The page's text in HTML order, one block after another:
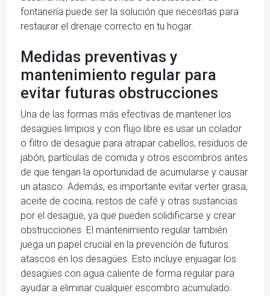
fontanería puede ser la solución que necesitas para
restaurar el drenaje correcto en tu hogar.
Medidas preventivas y
mantenimiento regular para
evitar futuras obstrucciones
Una de las formas más efectivas de mantener los
desagües limpios y con flujo libre es usar un colador
o filtro de desagüe para atrapar cabellos, residuos de
jabón, partículas de comida y otros escombros antes
de que tengan la oportunidad de acumularse y causar
un atasco. Además, es importante evitar verter grasa,
aceite de cocina, restos de café y otras sustancias
por el desagüe, ya que pueden solidificarse y crear
obstrucciones. El mantenimiento regular también
juega un papel crucial en la prevención de futuros
atascos en los desagües. Esto incluye enjuagar los
desagües con agua caliente de forma regular para
ayudar a eliminar cualquier escombro acumulado.